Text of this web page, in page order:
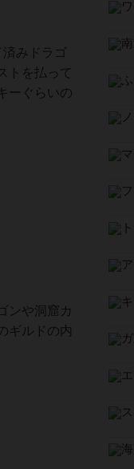
みドラゴ
トを払って
ーぐらいの
ンや洞窟カ
ギルドの内